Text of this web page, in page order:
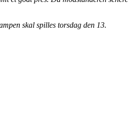
skal spilles torsdag den 13.